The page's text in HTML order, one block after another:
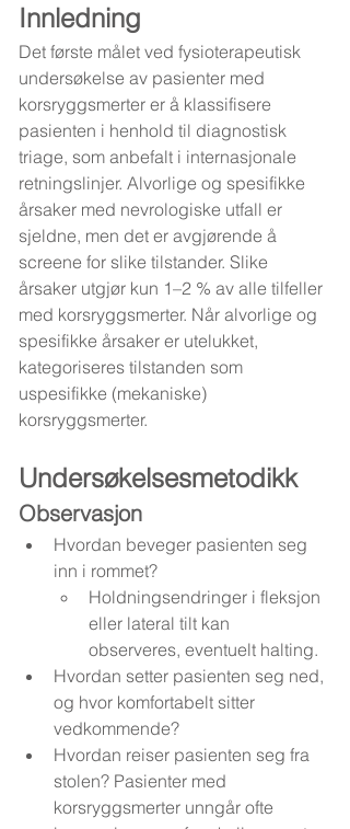
Innledning
Det første målet ved fysioterapeutisk
undersøkelse av pasienter med
korsryggsmerter er å klassifisere
pasienten i henhold til diagnostisk
triage, som anbefalt i internasjonale
retningslinjer. Alvorlige og spesifikke
årsaker med nevrologiske utfall er
sjeldne, men det er avgjørende å
screene for slike tilstander. Slike
årsaker utgjør kun 1–2 % av alle tilfeller
med korsryggsmerter. Når alvorlige og
spesifikke årsaker er utelukket,
kategoriseres tilstanden som
uspesifikke (mekaniske)
korsryggsmerter.
Undersøkelsesmetodikk
Observasjon
Hvordan beveger pasienten seg
inn i rommet?
Holdningsendringer i fleksjon
eller lateral tilt kan
observeres, eventuelt halting.
Hvordan setter pasienten seg ned,
og hvor komfortabelt sitter
vedkommende?
Hvordan reiser pasienten seg fra
stolen? Pasienter med
korsryggsmerter unngår ofte